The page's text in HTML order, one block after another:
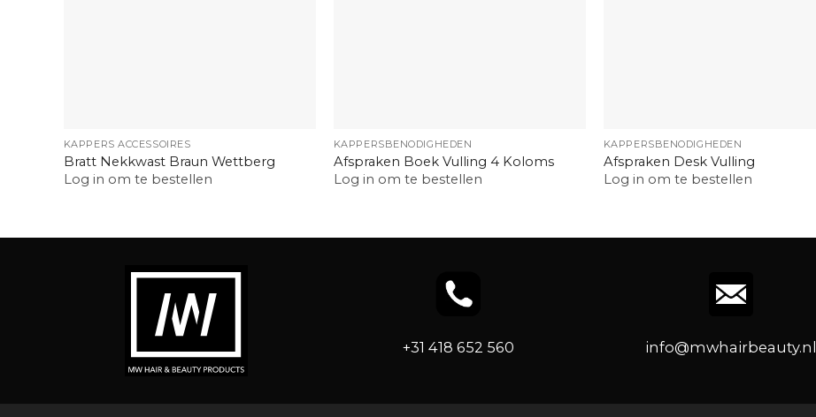
KAPPERS ACCESSOIRES
Bratt Nekkwast Braun Wettberg
Log in om te bestellen
KAPPERSBENODIGHEDEN
Afspraken Boek Vulling 4 Koloms
Log in om te bestellen
KAPPERSBENODIGHEDEN
Afspraken Desk Vulling
Log in om te bestellen
+31 418 652 560 info@mwhairbeauty.nl